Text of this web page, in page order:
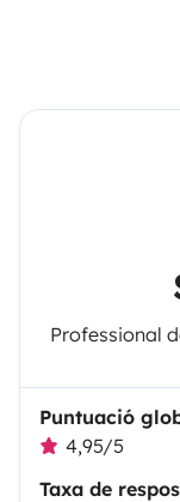
Professional
Puntuació
4,95/5
Taxa de